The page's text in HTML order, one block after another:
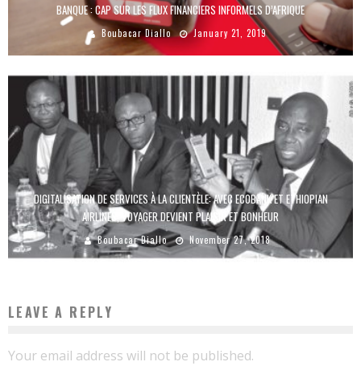
BANQUE : CAP SUR LES FLUX FINANCIERS INFORMELS D’AFRIQUE
Boubacar Diallo January 21, 2019
DIGITALISATION DE SERVICES À LA CLIENTÈLE: AVEC ECOBANK ET ETHIOPIAN
AIRLINES, VOYAGER DEVIENT PLAISIR ET BONHEUR
Boubacar Diallo November 27, 2018
LEAVE A REPLY
Your email address will not be published.